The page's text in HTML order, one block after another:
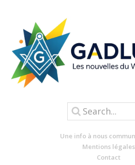
Une info à nous
Mentions légales
Contact